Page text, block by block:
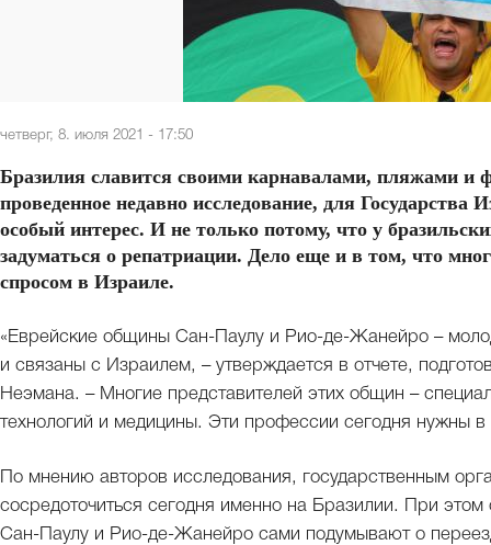
четверг, 8. июля 2021 - 17:50
Бразилия славится своими карнавалами, пляжами и
проведенное недавно исследование, для Государства
особый интерес. И не только потому, что у
задуматься о репатриации. Дело еще и в том, что
спросом в Израиле.
«Еврейские общины Сан-Паулу и Рио-де-Жанейро –
и связаны с Израилем, – утверждается в отчете,
Неэмана. – Многие представителей этих общин –
технологий и медицины. Эти профессии сегодня нужны в
По мнению авторов исследования, государственным
сосредоточиться сегодня именно на Бразилии. При
Сан-Паулу и Рио-де-Жанейро сами подумывают о